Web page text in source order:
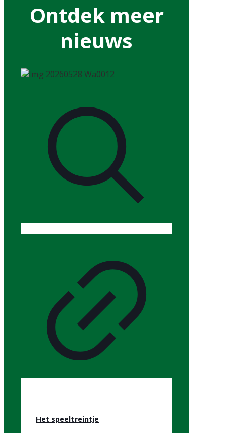
Ontdek meer
nieuws
Het speeltreintje